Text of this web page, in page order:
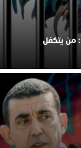
من يتكفل